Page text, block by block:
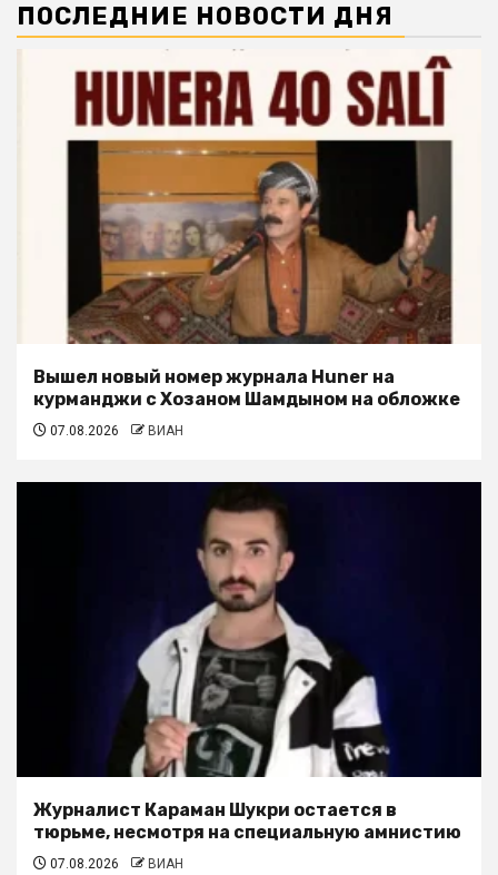
ПОСЛЕДНИЕ НОВОСТИ ДНЯ
Вышел новый номер журнала Huner на
курманджи с Хозаном Шамдыном на обложке
07.08.2026 ВИАН
Журналист Караман Шукри остается в
тюрьме, несмотря на специальную амнистию
07.08.2026 ВИАН